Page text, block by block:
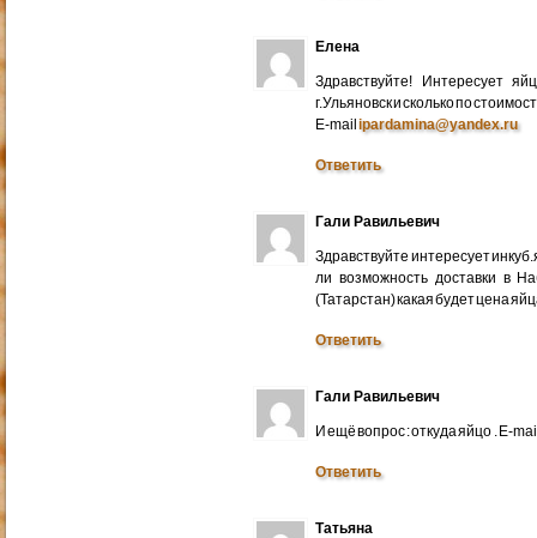
Елена
Здравствуйте! Интересует
г.Ульяновск и сколько по
E-mailipardamina@yandex.ru
Ответить
Гали Равильевич
Здравствуйте интересует
ли возможность доставки в
(Татарстан) какая будет цена
Ответить
Гали Равильевич
И ещё вопрос : откуда яйцо . E-
Ответить
Татьяна